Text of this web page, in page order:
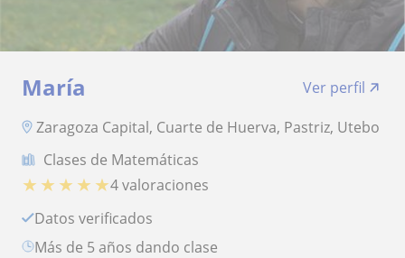
María
Ver perfil
Zaragoza Capital, Cuarte de Huerva, Pastriz, Utebo
Clases de Matemáticas
★ ★ ★ ★ ★4 valoraciones
Datos verificados
más de 5 años dando clase